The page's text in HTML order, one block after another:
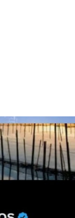
tras ser condenado
su padre: “La
el